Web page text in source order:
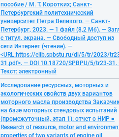
пособие / М. Т. Коротких; Санкт-
Петербургский политехнический
университет Петра Великого. — Санкт-
Петербург, 2023. — 1 файл (8,2 Мб). —
с титул. экрана. — Свободный доступ из
сети Интернет (чтение). —
<URL:https://elib.spbstu.ru/dl/5/tr/2023/
31.pdf>. — DOI 10.18720/SPBPU/5/tr23-31.
Текст: электронный
Исследование ресурсных, моторных и
экологических свойств двух вариантов
моторного масла производства
на базе моторных стендовых испытаний
(промежуточный, этап 1): отчет о НИР =
Research of resource, motor and
properties of two variants of engine oil